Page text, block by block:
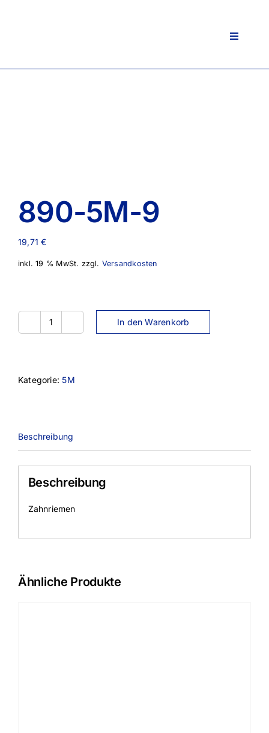
Toggle
890-5M-9
19,71€
inkl. 19 % MwSt. zzgl. Versandkosten
890-
In den Warenkorb
Kategorie: 5M
Beschreibung
Beschreibung
Zahnriemen
Ähnliche Produkte